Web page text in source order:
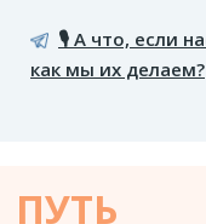
🎙️ А что, если
как мы их делаем?
ПУТЬ